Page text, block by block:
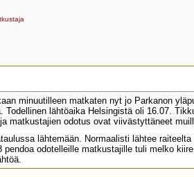
minuutilleen matkaten nyt jo Parkanon
Todellinen lähtöaika Helsingistä oli 16.07.
matkustajien odotus ovat viivästyttäneet
lähtemään. Normaalisti lähtee
pendoa odotelleille matkustajille tuli melko